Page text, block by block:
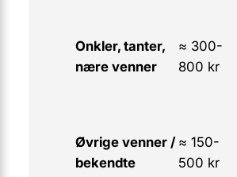
Onkler, tanter,
nære venner
≈ 300-
800 kr
Øvrige venner /
bekendte
≈ 150-
500 kr